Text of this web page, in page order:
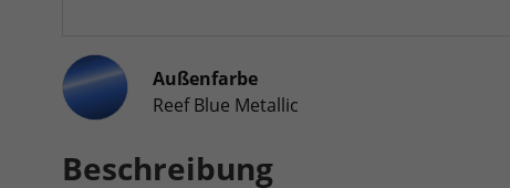
Außenfarbe
Reef Blue Metallic
Beschreibung